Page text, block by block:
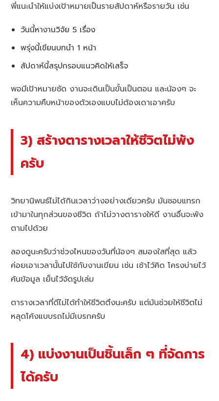
พี่แนะนำให้แบ่งเป้าหมายเป็นรายสัปดาห์หรือรายวัน เช่น
วันนี้หางานวิจัย 5 เรื่อง
พรุ่งนี้เขียนบทนำ 1 หน้า
สัปดาห์นี้สรุปกรอบแนวคิดให้เสร็จ
พอมีเป้าหมายชัด งานจะเดินเป็นขั้นเป็นตอน และน้องๆ จะ
เห็นความคืบหน้าของตัวเองแบบไม่ต้องเดาเอาครับ
3) สร้างตารางเวลาให้ชีวิตไม่พัง
ครับ
วิทยานิพนธ์ไม่ได้กินเวลาว่างอย่างเดียวครับ มันชอบแทรก
เข้ามาในทุกส่วนของชีวิต ถ้าไม่วางตารางให้ดี งานอื่นจะพัง
ตามไปด้วย
ลองดูนะครับว่าช่วงไหนของวันที่น้องๆ สมองใสที่สุด แล้ว
ค่อยเอาเวลานั้นไปใช้กับงานเขียน เช่น เช้าไว้คิด โครงบ่ายไว้
ค้นข้อมูล เย็นไว้จัดรูปเล่ม
ตารางเวลาที่ดีไม่ได้ทำให้ชีวิตตึงนะครับ แต่มันช่วยให้ชีวิตไม่
หลุดโค้งแบบรถไม่มีเบรกครับ
4) แบ่งงานเป็นชิ้นเล็ก ๆ ที่จัดการ
ได้ครับ